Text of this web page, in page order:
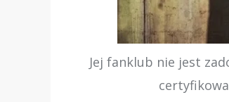
Jej fanklub nie jest